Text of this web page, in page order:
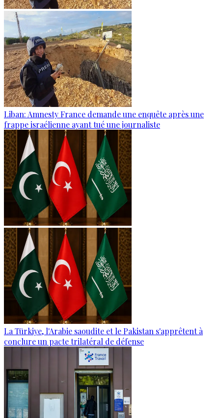
Liban: Amnesty France demande une enquête après une
frappe israélienne ayant tué une journaliste
La Türkiye, l'Arabie saoudite et le Pakistan s'apprêtent à
conclure un pacte trilatéral de défense